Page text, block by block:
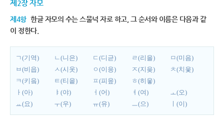
제2장 자모
제4항 한글 자모의 수는 스물넉 자로 하고, 그 순서와 이름은 다음과 같
이 정한다.
ㄱ(기역) ㄴ(니은) ㄷ(디귿) ㄹ(리을)
ㅁ(미음)
ㅂ(비읍)
ㅅ(시옷) ㅇ(이응) ㅈ(지읒)
ㅊ(치읓)
ㅋ(키읔)
ㅌ(티읕) ㅍ(피읖)
ㅎ(히읗)
ㅏ(아)
ㅑ(야) ㅓ(어) ㅕ(여)
ㅗ(오)
ㅛ(요)
ㅜ(우) ㅠ(유) ㅡ(으) ㅣ(이)